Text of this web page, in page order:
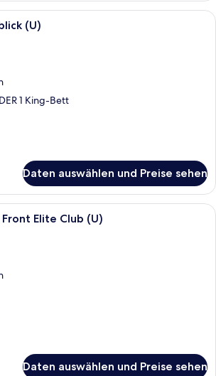
Ein modernes Hotelzimmer mit
(U)
1 King-Bett
Daten auswählen und Preise sehen
Ein Bett mit gemustertem Überwurf,
Elite Club (U)
Daten auswählen und Preise sehen